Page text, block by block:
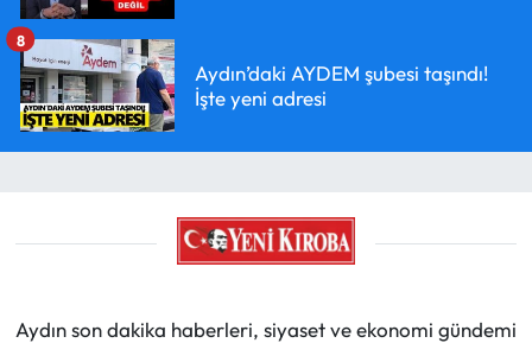
Aydın’daki AYDEM şubesi taşındı!
İşte yeni adresi
8
Aydın son dakika haberleri, siyaset ve ekonomi gündemi